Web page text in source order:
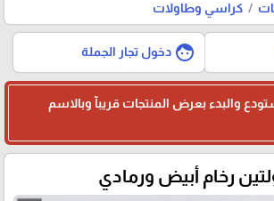
كراسي وطاولات
face دخول تجار الجملة
والبدء بعرض المنتجات قريبآ وبالاسم
رخام أبيض ورمادي